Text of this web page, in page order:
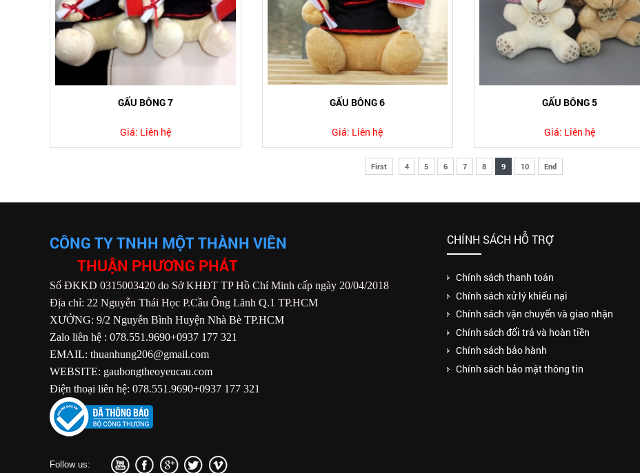
GẤU BÔNG 7
Giá: Liên hệ
GẤU BÔNG 6
Giá: Liên hệ
GẤU BÔNG 5
Giá: Liên hệ
First 4 5 6 7 8 9 10 End
CÔNG TY TNHH MỘT THÀNH VIÊN
THUẬN PHƯƠNG PHÁT
Số ĐKKD 0315003420 do Sở KHĐT TP Hồ Chí Minh cấp ngày 20/04/2018
Địa chỉ: 22 Nguyễn Thái Học P.Cầu Ông Lãnh Q.1 TP.HCM
XƯỞNG: 9/2 Nguyễn Bình Huyện Nhà Bè TP.HCM
Zalo liên hệ : 078.551.9690+0937 177 321
EMAIL: thuanhung206@gmail.com
WEBSITE: gaubongtheoyeucau.com
Điện thoại liên hệ: 078.551.9690+0937 177 321
Follow us:
CHÍNH SÁCH HỖ TRỢ
Chính sách thanh toán
Chính sách xử lý khiếu nại
Chính sách vận chuyển và giao nhận
Chính sách đổi trả và hoàn tiền
Chính sách bảo hành
Chính sách bảo mật thông tin